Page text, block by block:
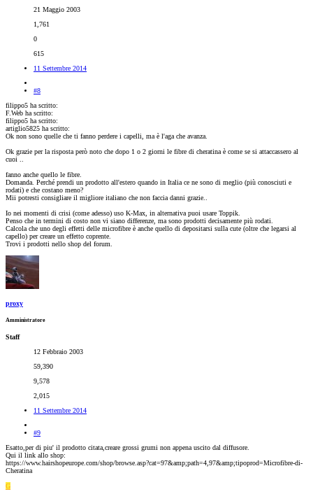
21 Maggio 2003
1,761
0
615
11 Settembre 2014
#8
filippo5 ha scritto:
F.Web ha scritto:
filippo5 ha scritto:
artiglio5825 ha scritto:
Ok non sono quelle che ti fanno perdere i capelli, ma è l'aga che avanza.
Ok grazie per la risposta però noto che dopo 1 o 2 giorni le fibre di cheratina è come se si attaccassero al
cuoi ..
fanno anche quello le fibre.
Domanda. Perché prendi un prodotto all'estero quando in Italia ce ne sono di meglio (più conosciuti e
rodati) e che costano meno?
Mii potresti consigliare il migliore italiano che non faccia danni grazie..
Io nei momenti di crisi (come adesso) uso K-Max, in alternativa puoi usare Toppik.
Penso che in termini di costo non vi siano differenze, ma sono prodotti decisamente più rodati.
Calcola che uno degli effetti delle microfibre è anche quello di depositarsi sulla cute (oltre che legarsi al
capello) per creare un effetto coprente.
Trovi i prodotti nello shop del forum.
proxy
Amministratore
Staff
12 Febbraio 2003
59,390
9,578
2,015
11 Settembre 2014
#9
Esatto,per di piu' il prodotto citata,creare grossi grumi non appena uscito dal diffusore.
Qui il link allo shop:
https://www.hairshopeurope.com/shop/browse.asp?cat=97&amp;path=4,97&amp;tipoprod=Microfibre-di-
Cheratina
G